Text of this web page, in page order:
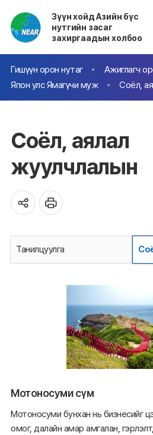
Зүүн хойд Азийн бүс
нутгийн засаг
захиргаадын холбоо
Гишүүн орон нутаг
Ажиглагч
Япон улс Ямагүчи муж
Соёл,
Соёл, аялал
жуулчлалын
Танилцуулга
Мотоносуми сүм
Мотоносуми бунхан нь бизнесийг
омог, далайн амар амгалан,